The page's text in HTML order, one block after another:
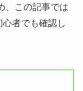
、この記事では
者でも確認し